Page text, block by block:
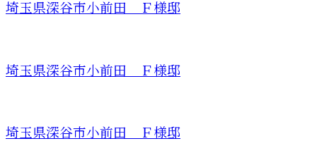
埼玉県深谷市小前田 Ｆ様邸
埼玉県深谷市小前田 Ｆ様邸
埼玉県深谷市小前田 Ｆ様邸